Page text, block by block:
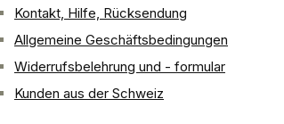
Kontakt, Hilfe, Rücksendung
Allgemeine Geschäftsbedingungen
Widerrufsbelehrung und - formular
Kunden aus der Schweiz